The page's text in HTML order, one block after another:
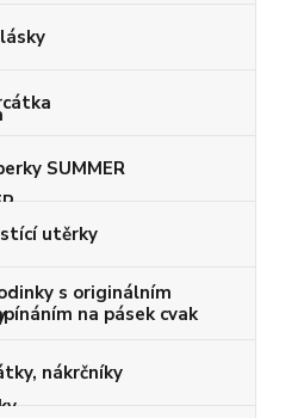
SUMMER
utěrky
s originálním
na pásek cvak
nákrčníky